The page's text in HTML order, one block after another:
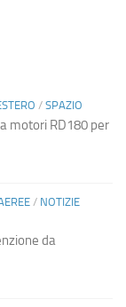
/ SPAZIO
motori RD180 per
/ NOTIZIE
da